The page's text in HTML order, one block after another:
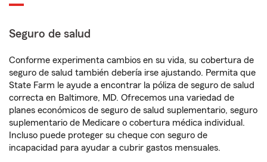
Seguro de salud
Conforme experimenta cambios en su vida, su cobertura de
seguro de salud también debería irse ajustando. Permita que
State Farm le ayude a encontrar la póliza de seguro de salud
correcta en Baltimore, MD. Ofrecemos una variedad de
planes económicos de seguro de salud suplementario, seguro
suplementario de Medicare o cobertura médica individual.
Incluso puede proteger su cheque con seguro de
incapacidad para ayudar a cubrir gastos mensuales.